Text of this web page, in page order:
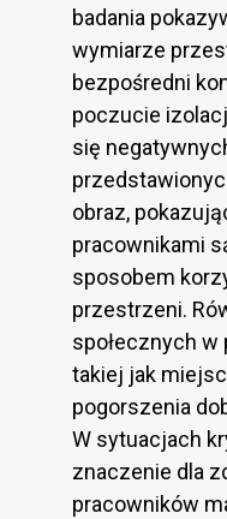
badania
wymiarze
bezpośredni
poczucie
się
obraz,
pracownikami
sposobem
przestrzeni.
społecznych
takiej jak
pogorszenia
W sytuacjach
znaczenie dla
pracowników